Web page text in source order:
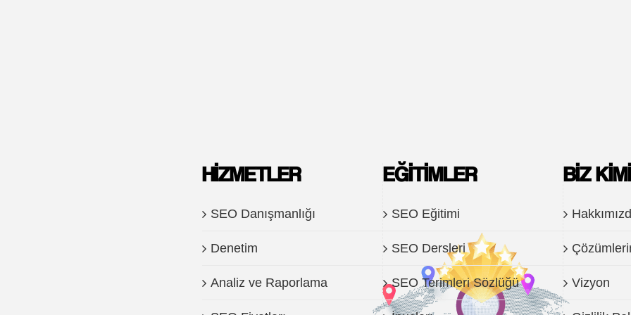
HIZMETLER
SEO Danışmanlığı
Denetim
Analiz ve Raporlama
EĞITIMLER
SEO Eğitimi
SEO Dersleri
SEO Terimleri Sözlüğü
BIZ
Vizyon